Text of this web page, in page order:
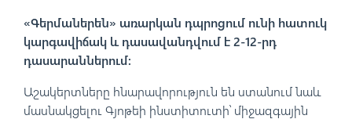
«Գերմաներեն» առարկան դպրոցում ունի հատուկ
կարգավիճակ և դասավանդվում է 2-12-րդ
դասարաններում։
Աշակերտները հնարավորություն են ստանում նաև
մասնակցելու Գյոթեի ինստիտուտի՝ միջազգային